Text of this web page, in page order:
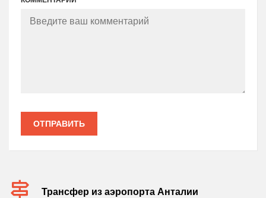
ОТПРАВИТЬ
Трансфер из аэропорта Анталии